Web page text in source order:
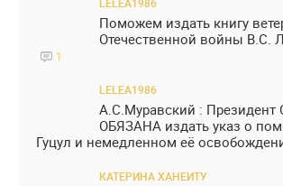
Поможем издать книгу
Отечественной войны В.С.
1
LELEA1986
А.С.Муравский : Президент
ОБЯЗАНА издать указ о
Гуцул и немедленном её
КАТЕРИНА ХАНЕИТУ